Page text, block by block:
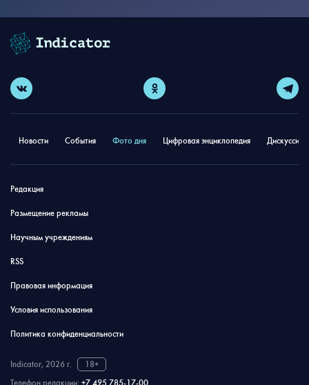
Новости События Фото дня Цифровая энциклопедия
Редакция
Размещение рекламы
Научным учреждениям
RSS
Правовая информация
Условия использования
Политика конфиденциальности
Indicator, 2026 г.
18+
Телефон редакции: +7 495 785-17-00